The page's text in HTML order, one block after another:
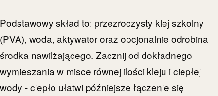
Podstawowy skład to: przezroczysty klej szkolny
(PVA), woda, aktywator oraz opcjonalnie odrobina
środka nawilżającego. Zacznij od dokładnego
wymieszania w misce równej ilości kleju i ciepłej
wody - ciepło ułatwi późniejsze łączenie się